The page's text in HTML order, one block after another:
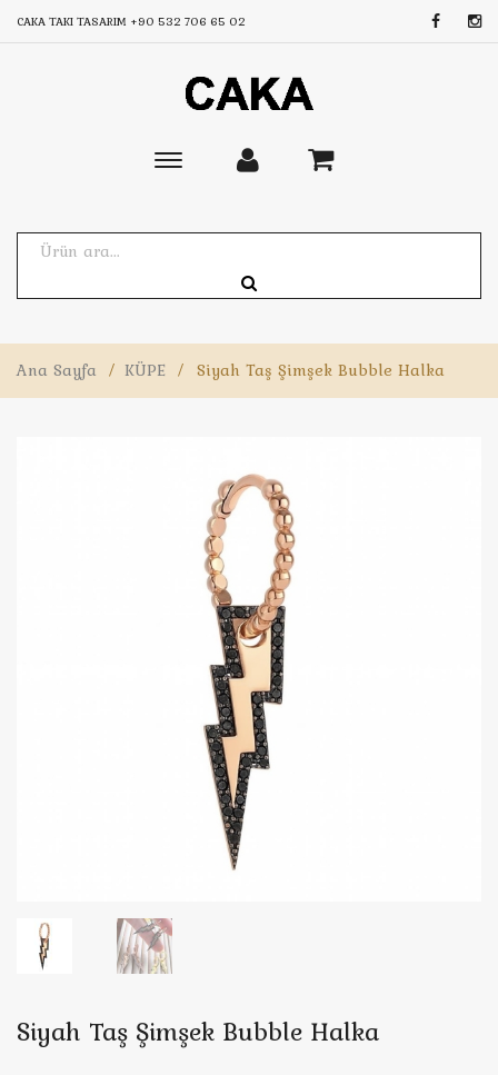
CAKA TAKI TASARIM +90 532 706 65 02
Toggle
Ana Sayfa / KÜPE / Siyah Taş Şimşek Bubble Halka
Siyah Taş Şimşek Bubble Halka